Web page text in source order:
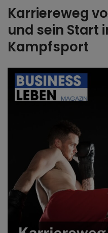
Karriereweg
und sein Start
Kampfsport